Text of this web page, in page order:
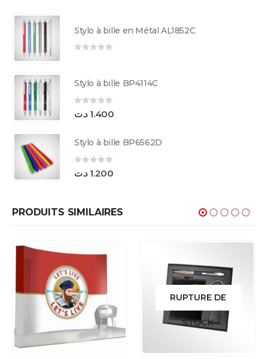
Stylo à bille en Métal AL1852C
Stylo à bille BP4114C
sur 51.400 د.ت
Stylo à bille BP6562D
1.200 د.ت
PRODUITS SIMILAIRES
RUPTURE DE
STOCK